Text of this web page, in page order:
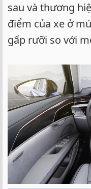
sau và thương
điểm của xe ở
gấp rưỡi so với